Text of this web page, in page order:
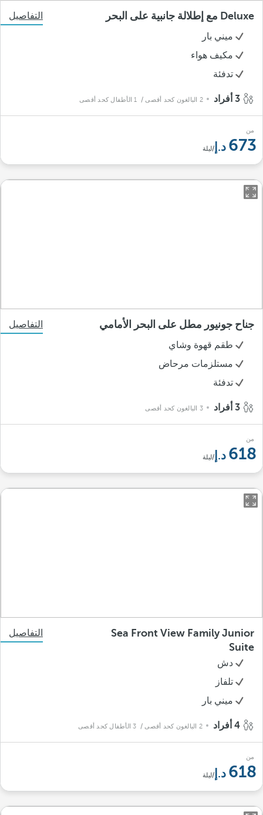
Deluxe مع إطلالة جانبية على البحر
التفاصيل
ميني بار
مكيف هواء
تدفئة
2 البالغون كحد أقصى / 1 الأطفال كحد أقصى
من
673 /ليلة
جناح جونيور مطل على البحر الأمامي
التفاصيل
طقم قهوة وشاي
مستلزمات مرحاض
تدفئة
3 البالغون كحد أقصى
من
618 /ليلة
Sea Front View Family Junior
Suite
التفاصيل
دش
تلفاز
ميني بار
2 البالغون كحد أقصى / 3 الأطفال كحد أقصى
من
618 /ليلة